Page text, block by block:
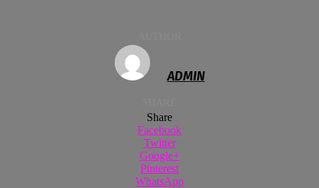
ADMIN
Share
Facebook
Twitter
Google+
Pinterest
WhatsApp